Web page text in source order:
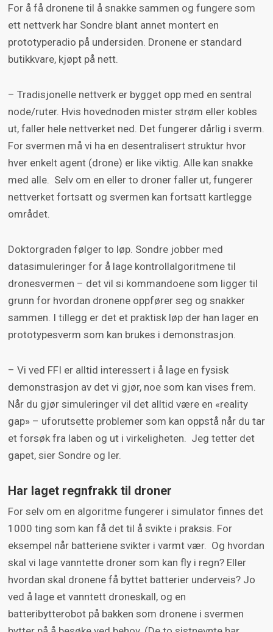
For å få dronene til å snakke sammen og fungere som
ett nettverk har Sondre blant annet montert en
prototyperadio på undersiden. Dronene er standard
butikkvare, kjøpt på nett.
– Tradisjonelle nettverk er bygget opp med en sentral
node/ruter. Hvis hovednoden mister strøm eller kobles
ut, faller hele nettverket ned. Det fungerer dårlig i sverm.
For svermen må vi ha en desentralisert struktur hvor
hver enkelt agent (drone) er like viktig. Alle kan snakke
med alle. Selv om en eller to droner faller ut, fungerer
nettverket fortsatt og svermen kan fortsatt kartlegge
området.
Doktorgraden følger to løp. Sondre jobber med
datasimuleringer for å lage kontrollalgoritmene til
dronesvermen – det vil si kommandoene som ligger til
grunn for hvordan dronene oppfører seg og snakker
sammen. I tillegg er det et praktisk løp der han lager en
prototypesverm som kan brukes i demonstrasjon.
– Vi ved FFI er alltid interessert i å lage en fysisk
demonstrasjon av det vi gjør, noe som kan vises frem.
Når du gjør simuleringer vil det alltid være en «reality
gap» – uforutsette problemer som kan oppstå når du tar
et forsøk fra laben og ut i virkeligheten. Jeg tetter det
gapet, sier Sondre og ler.
Har laget regnfrakk til droner
For selv om en algoritme fungerer i simulator finnes det
1000 ting som kan få det til å svikte i praksis. For
eksempel når batteriene svikter i varmt vær. Og hvordan
skal vi lage vanntette droner som kan fly i regn? Eller
hvordan skal dronene få byttet batterier underveis? Jo
ved å lage et vanntett droneskall, og en
batteribytterobot på bakken som dronene i svermen